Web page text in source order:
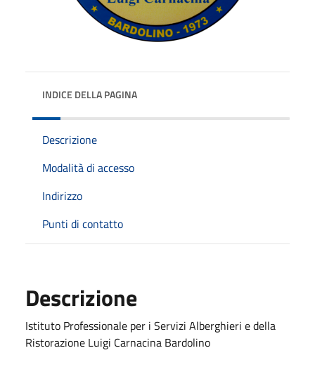
INDICE DELLA PAGINA
Descrizione
Modalità di accesso
Indirizzo
Punti di contatto
Descrizione
Istituto Professionale per i Servizi Alberghieri e della
Ristorazione Luigi Carnacina Bardolino